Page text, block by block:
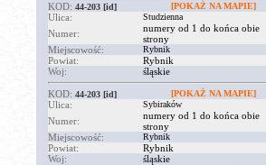
KOD: 44-203 [id] [POKAŻ NA MAPIE]
Ulica: Studzienna
Numer:
numery od 1 do końca obie
strony
Miejscowość:
Rybnik
Powiat:
Rybnik
Woj:
śląskie
KOD: 44-203 [id] [POKAŻ NA MAPIE]
Ulica: Sybiraków
Numer:
numery od 1 do końca obie
strony
Miejscowość:
Rybnik
Powiat:
Rybnik
Woj:
śląskie